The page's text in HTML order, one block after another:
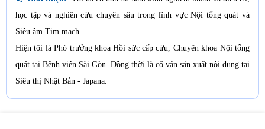
học tập và nghiên cứu chuyên sâu trong lĩnh vực Nội tổng quát và
Siêu âm Tim mạch.
Hiện tôi là Phó trưởng khoa Hồi sức cấp cứu, Chuyên khoa Nội tổng
quát tại Bệnh viện Sài Gòn. Đồng thời là cố vấn sản xuất nội dung tại
Siêu thị Nhật Bản - Japana.